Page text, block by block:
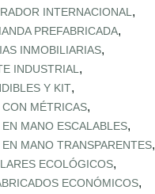
INTERNACIONAL ,
PREFABRICADA,
INMOBILIARIAS,
INDUSTRIAL ,
Y KIT,
MÉTRICAS,
MANO ESCALABLES,
MANO TRANSPARENTES,
ECOLÓGICOS,
ECONÓMICOS,